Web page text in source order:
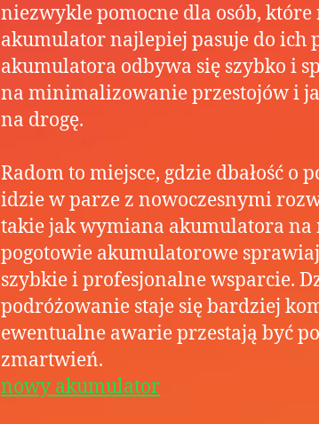
niezwykle pomocne dla osób, które
akumulator najlepiej pasuje do ich
akumulatora odbywa się szybko i
na minimalizowanie przestojów i
na drogę.
Radom to miejsce, gdzie dbałość o
idzie w parze z nowoczesnymi
takie jak wymiana akumulatora na
pogotowie akumulatorowe
szybkie i profesjonalne wsparcie.
podróżowanie staje się bardziej
ewentualne awarie przestają być
zmartwień.
nowy akumulator